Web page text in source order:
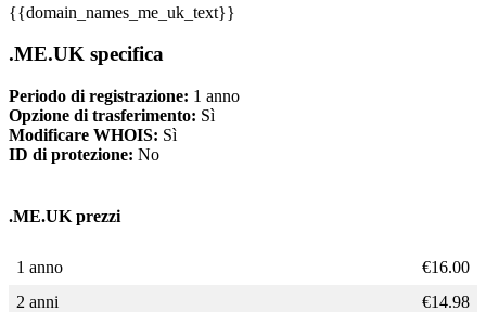
{{domain_names_me_uk_text}}
.ME.UK specifica
Periodo di registrazione: 1 anno
Opzione di trasferimento: Sì
Modificare WHOIS: Sì
ID di protezione: No
.ME.UK prezzi
1 anno €16.00
2 anni
€14.98